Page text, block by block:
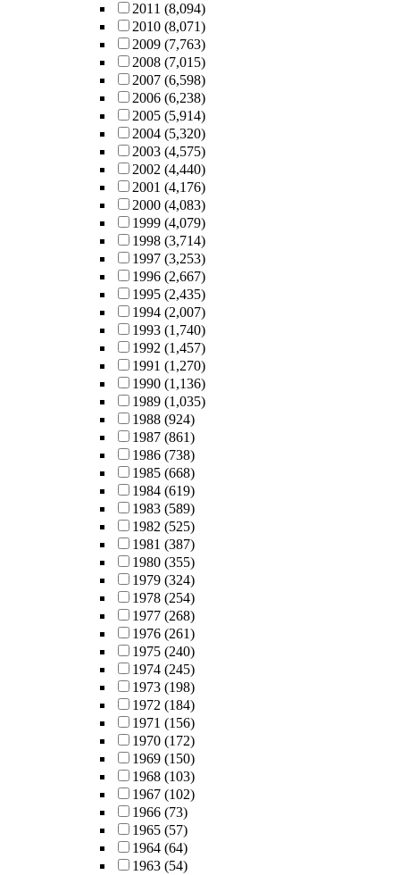
2011 (8,094)
2010 (8,071)
2009 (7,763)
2008 (7,015)
2007 (6,598)
2006 (6,238)
2005 (5,914)
2004 (5,320)
2003 (4,575)
2002 (4,440)
2001 (4,176)
2000 (4,083)
1999 (4,079)
1998 (3,714)
1997 (3,253)
1996 (2,667)
1995 (2,435)
1994 (2,007)
1993 (1,740)
1992 (1,457)
1991 (1,270)
1990 (1,136)
1989 (1,035)
1988 (924)
1987 (861)
1986 (738)
1985 (668)
1984 (619)
1983 (589)
1982 (525)
1981 (387)
1980 (355)
1979 (324)
1978 (254)
1977 (268)
1976 (261)
1975 (240)
1974 (245)
1973 (198)
1972 (184)
1971 (156)
1970 (172)
1969 (150)
1968 (103)
1967 (102)
1966 (73)
1965 (57)
1964 (64)
1963 (54)